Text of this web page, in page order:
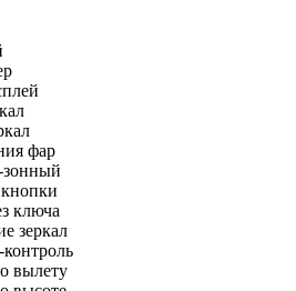
фар
зонный
кнопки
ключа
зеркал
вылету